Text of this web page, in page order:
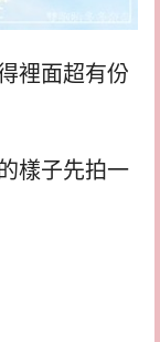
裡面超有份
樣子先拍一